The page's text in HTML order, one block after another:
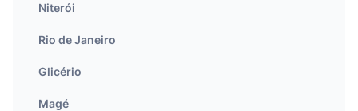
Niterói
Rio de Janeiro
Glicério
Magé